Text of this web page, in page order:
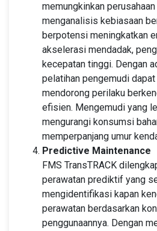
memungkinkan
menganalisis kebiasaan
berpotensi meningkatkan
akselerasi mendadak,
kecepatan tinggi. Dengan
pelatihan pengemudi
mendorong perilaku
efisien. Mengemudi yang
mengurangi konsumsi
memperpanjang umur
Predictive Maintenance
FMS TransTRACK
perawatan prediktif yang
mengidentifikasi kapan
perawatan berdasarkan
penggunaannya. Dengan